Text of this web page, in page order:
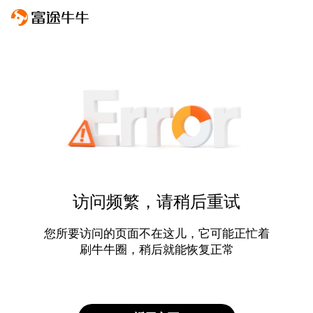
访问频繁，请稍后重试
您所要访问的页面不在这儿，它可能正忙着
刷牛牛圈，稍后就能恢复正常